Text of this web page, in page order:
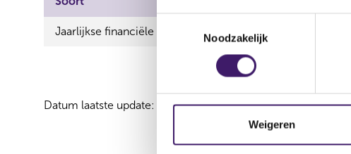
Noodzakelijk
Weigeren
Jaarlijkse financiële verslaggeving
Datum laatste update: 07 augustus 2026